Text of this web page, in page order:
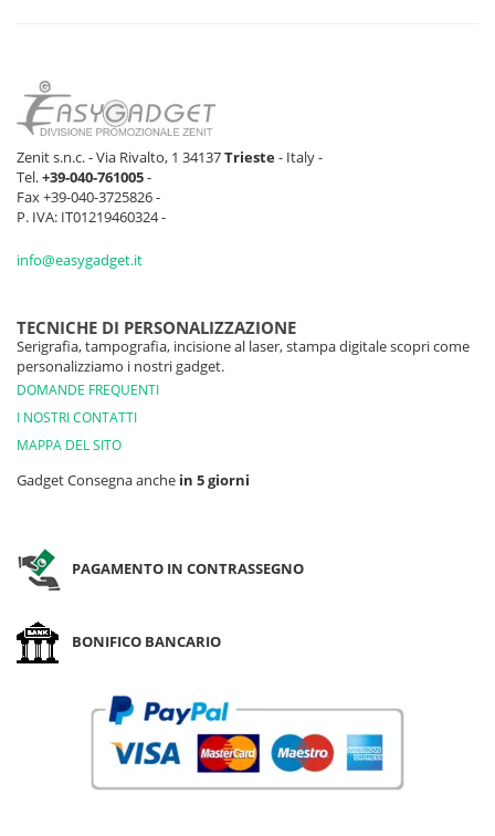
Zenit s.n.c. - Via Rivalto, 1 34137Trieste- Italy -
Tel.+39-040-761005-
Fax +39-040-3725826 -
P. IVA: IT01219460324 -
info@easygadget.it
TECNICHE DI PERSONALIZZAZIONE
Serigrafia, tampografia, incisione al laser, stampa digitale scopri come
personalizziamo i nostri gadget.
DOMANDE FREQUENTI
I NOSTRI CONTATTI
MAPPA DEL SITO
Gadget Consegna anche in 5 giorni
PAGAMENTO IN CONTRASSEGNO
BONIFICO BANCARIO